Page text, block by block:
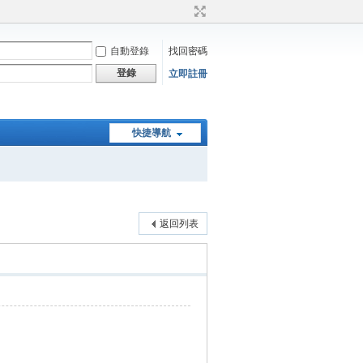
自動登錄
找回密碼
登錄
立即註冊
快捷導航
返回列表